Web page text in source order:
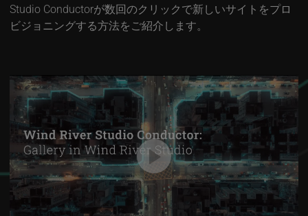
Studio Conductorが数回のクリックで新しいサイトをプロ
ビジョニングする方法をご紹介します。